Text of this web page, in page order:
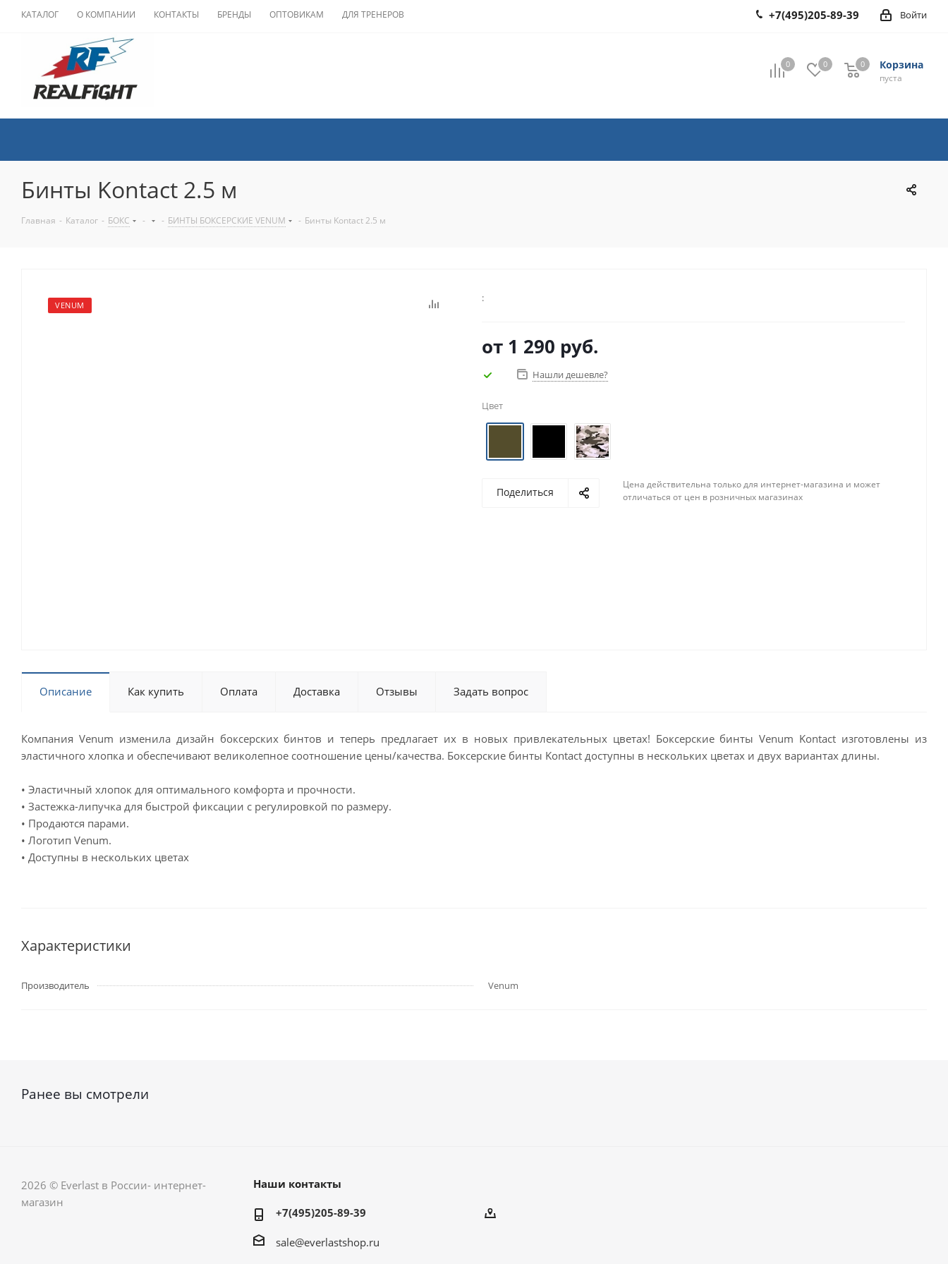
КАТАЛОГ О КОМПАНИИ КОНТАКТЫ БРЕНДЫ ОПТОВИКАМ ДЛЯ ТРЕНЕРОВ Войти
+7(495)205-89-39
0 0 Корзина
0
пуста
0
Бинты Kontact 2.5 м
Главная - Каталог - БОКС - - БИНТЫ БОКСЕРСКИЕ VENUM - Бинты Kontact 2.5 м
VENUM
:
от 1 290 руб.
Нашли дешевле?
Цвет
Поделиться
Цена действительна только для интернет-магазина и может
отличаться от цен в розничных магазинах
Описание Как купить Оплата Доставка Отзывы Задать вопрос
Компания Venum изменила дизайн боксерских бинтов и теперь предлагает их в новых привлекательных цветах! Боксерские бинты Venum Kontact изготовлены из
эластичного хлопка и обеспечивают великолепное соотношение цены/качества. Боксерские бинты Kontact доступны в нескольких цветах и двух вариантах длины.
• Эластичный хлопок для оптимального комфорта и прочности.
• Застежка-липучка для быстрой фиксации с регулировкой по размеру.
• Продаются парами.
• Логотип Venum.
• Доступны в нескольких цветах
Характеристики
Производитель Venum
Ранее вы смотрели
2026 © Everlast в России- интернет-
магазин
Наши контакты
+7(495)205-89-39
sale@everlastshop.ru